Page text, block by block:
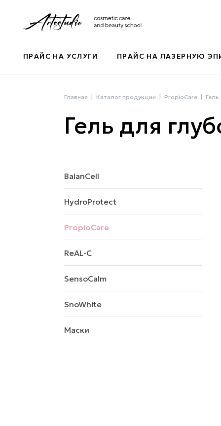
ПРАЙС НА УСЛУГИ ПРАЙС НА ЛАЗЕРНУЮ
Главная Каталог продукции PropioCare
Гель для
BalanCell
HydroProtect
PropioCare
ReAL-C
SensoCalm
SnoWhite
Маски